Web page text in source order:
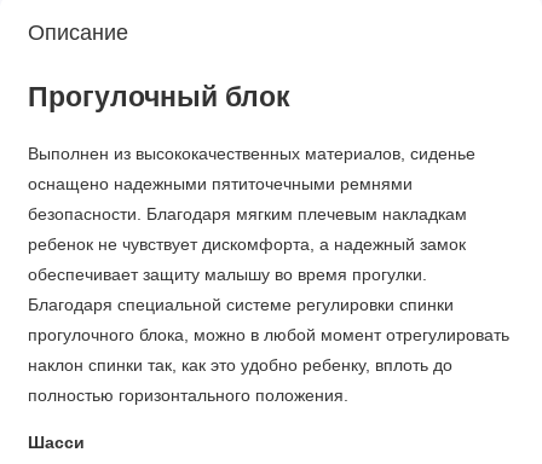
Описание
Прогулочный блок
Выполнен из высококачественных материалов, сиденье
оснащено надежными пятиточечными ремнями
безопасности. Благодаря мягким плечевым накладкам
ребенок не чувствует дискомфорта, а надежный замок
обеспечивает защиту малышу во время прогулки.
Благодаря специальной системе регулировки спинки
прогулочного блока, можно в любой момент отрегулировать
наклон спинки так, как это удобно ребенку, вплоть до
полностью горизонтального положения.
Шасси